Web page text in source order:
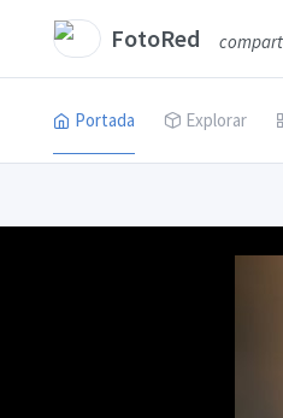
FotoRed
Portada Explorar